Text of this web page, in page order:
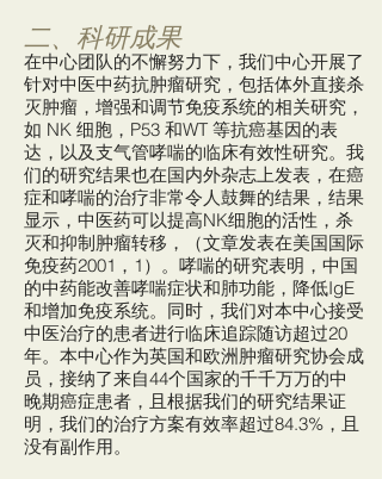
二、科研成果
在中心团队的不懈努力下，我们中心开展了
针对中医中药抗肿瘤研究，包括体外直接杀
灭肿瘤，增强和调节免疫系统的相关研究，
如 NK 细胞，P53 和WT 等抗癌基因的表
达，以及支气管哮喘的临床有效性研究。我
们的研究结果也在国内外杂志上发表，在癌
症和哮喘的治疗非常令人鼓舞的结果，结果
显示，中医药可以提高NK细胞的活性，杀
灭和抑制肿瘤转移，（文章发表在美国国际
免疫药2001，1）。哮喘的研究表明，中国
的中药能改善哮喘症状和肺功能，降低IgE
和增加免疫系统。同时，我们对本中心接受
中医治疗的患者进行临床追踪随访超过20
年。本中心作为英国和欧洲肿瘤研究协会成
员，接纳了来自44个国家的千千万万的中
晚期癌症患者，且根据我们的研究结果证
明，我们的治疗方案有效率超过84.3%，且
没有副作用。